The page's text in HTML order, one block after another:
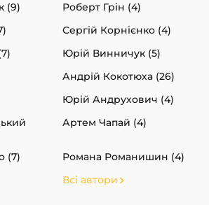
(9)
Роберт Грін (4)
Сергій Корнієнко (4)
Юрій Винничук (5)
Андрій Кокотюха (26)
Юрій Андрухович (4)
Артем Чапай (4)
(7)
Романа Романишин (4)
Всі автори